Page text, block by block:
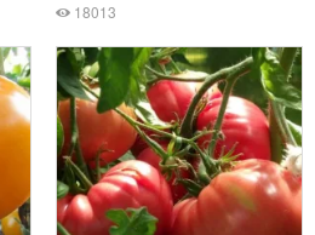
18013